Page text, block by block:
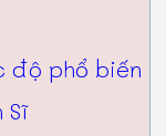
độ phổ biến
Sĩ